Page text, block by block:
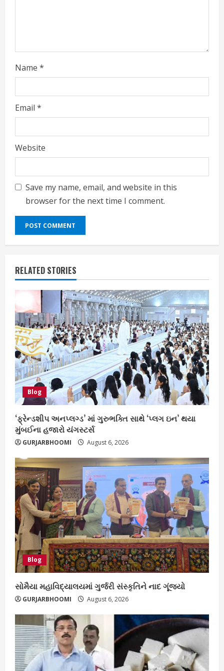
g
Name *
Email *
Website
Save my name, email, and website in this
browser for the next time I comment.
RELATED STORIES
Blog
‘ફ્રેન્ડશીપ અનપ્લગ્ડ’ માં ગુરુભક્તિ સાથે ‘પ્લગ ઇન’ થયા
મુંબઈના હજારો યંગસ્ટર્સ
GURJARBHOOMI August 6, 2026
Blog
સોમૈયા મહાવિદ્યાલયમાં ગુર્જરી સંસ્કૃતિને નાદ ગૂંજ્યો
GURJARBHOOMI August 6, 2026